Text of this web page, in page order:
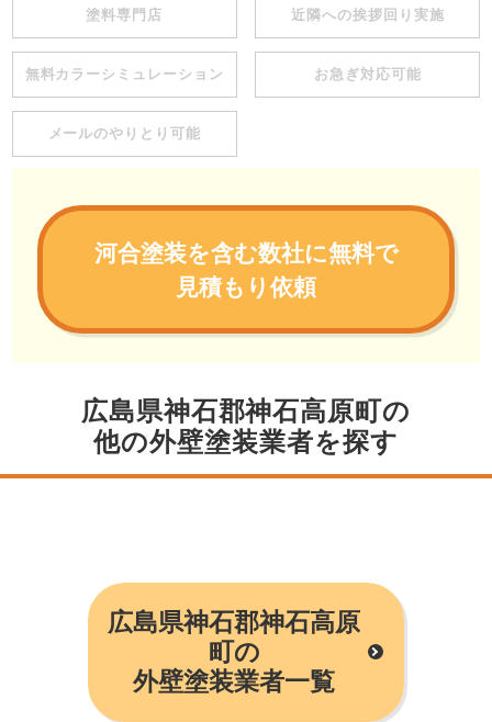
塗料専門店 近隣への挨拶回り実施
無料カラーシミュレーション お急ぎ対応可能
メールのやりとり可能
河合塗装を含む数社に無料で
見積もり依頼
広島県神石郡神石高原町の
他の外壁塗装業者を探す
広島県神石郡神石高原
町の
外壁塗装業者一覧